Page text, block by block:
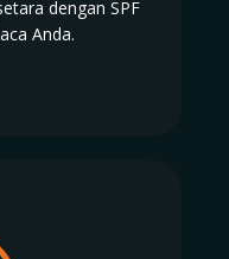
dengan SPF
Anda.